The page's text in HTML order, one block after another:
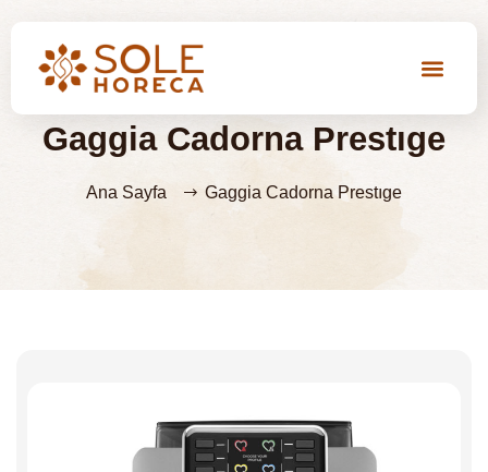
Gaggia Cadorna Prestıge
Ana Sayfa Gaggia Cadorna Prestıge